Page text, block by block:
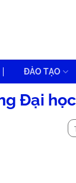
ĐÀO TẠO
Đại